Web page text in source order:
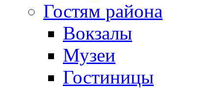
Гостям района
Вокзалы
Музеи
Гостиницы